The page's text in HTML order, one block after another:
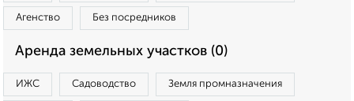
Агенство Без посредников
Аренда земельных участков (0)
ИЖС Садоводство Земля промназначения